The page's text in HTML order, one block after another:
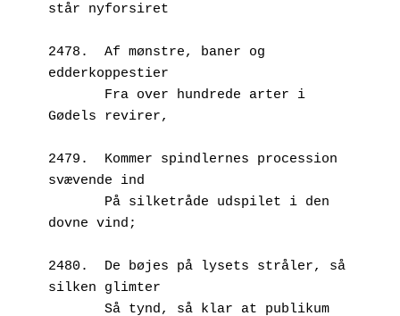
står nyforsiret
2478.  Af mønstre, baner og
edderkoppestier
Gødels revirer,
2479.  Kommer spindlernes procession
svævende ind
dovne vind;
2480.  De bøjes på lysets stråler, så
silken glimter